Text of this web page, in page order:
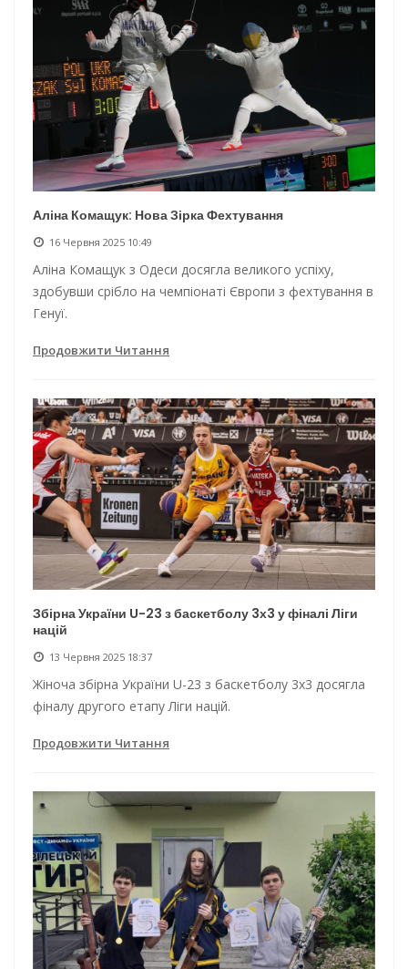
Аліна Комащук: Нова Зірка Фехтування
16 Червня 2025 10:49
Аліна Комащук з Одеси досягла великого успіху,
здобувши срібло на чемпіонаті Європи з фехтування в
Генуї.
Продовжити Читання
Збірна України U-23 з баскетболу 3х3 у фіналі Ліги
націй
13 Червня 2025 18:37
Жіноча збірна України U-23 з баскетболу 3х3 досягла
фіналу другого етапу Ліги націй.
Продовжити Читання